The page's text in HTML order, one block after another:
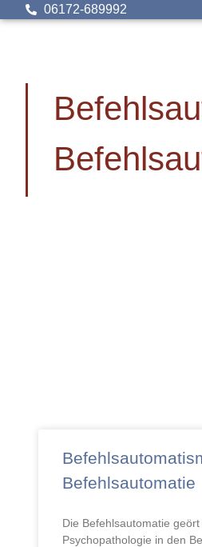
06172-689992
Befehlsautomatie
Die Befehlsautomatie
Psychopathologie in den